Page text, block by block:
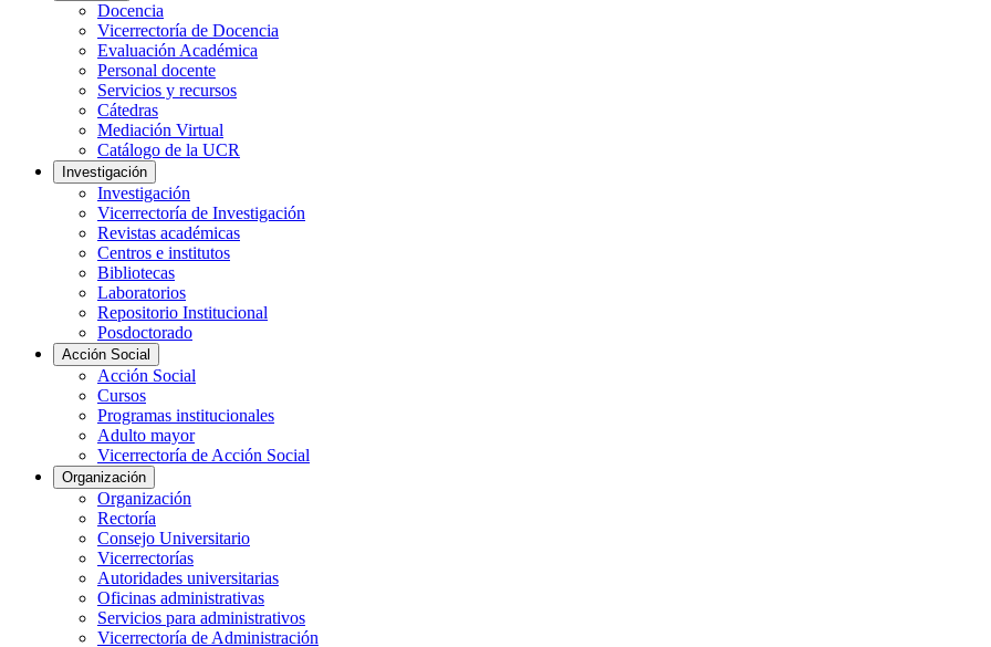
Docencia
Vicerrectoría de Docencia
Evaluación Académica
Personal docente
Servicios y recursos
Cátedras
Mediación Virtual
Catálogo de la UCR
Investigación
Investigación
Vicerrectoría de Investigación
Revistas académicas
Centros e institutos
Bibliotecas
Laboratorios
Repositorio Institucional
Posdoctorado
Acción Social
Acción Social
Cursos
Programas institucionales
Adulto mayor
Vicerrectoría de Acción Social
Organización
Organización
Rectoría
Consejo Universitario
Vicerrectorías
Autoridades universitarias
Oficinas administrativas
Servicios para administrativos
Vicerrectoría de Administración